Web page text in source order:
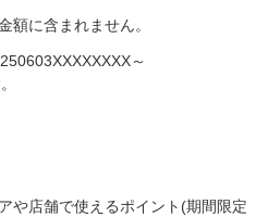
額に含まれません。
～
や店舗で使えるポイント(期間限定